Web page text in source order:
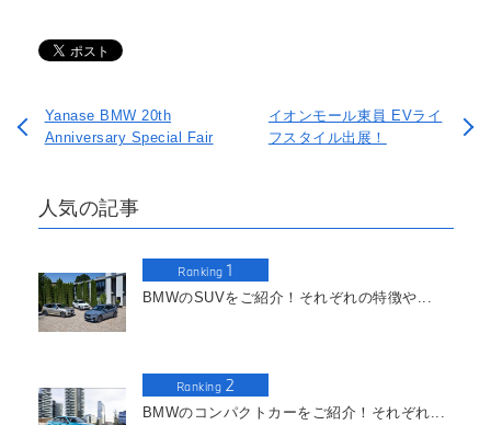
Yanase BMW 20th
Anniversary Special Fair
イオンモール東員 EVライ
フスタイル出展！
人気の記事
Ranking 1
BMWのSUVをご紹介！それぞれの特徴や...
Ranking 2
BMWのコンパクトカーをご紹介！それぞれ...